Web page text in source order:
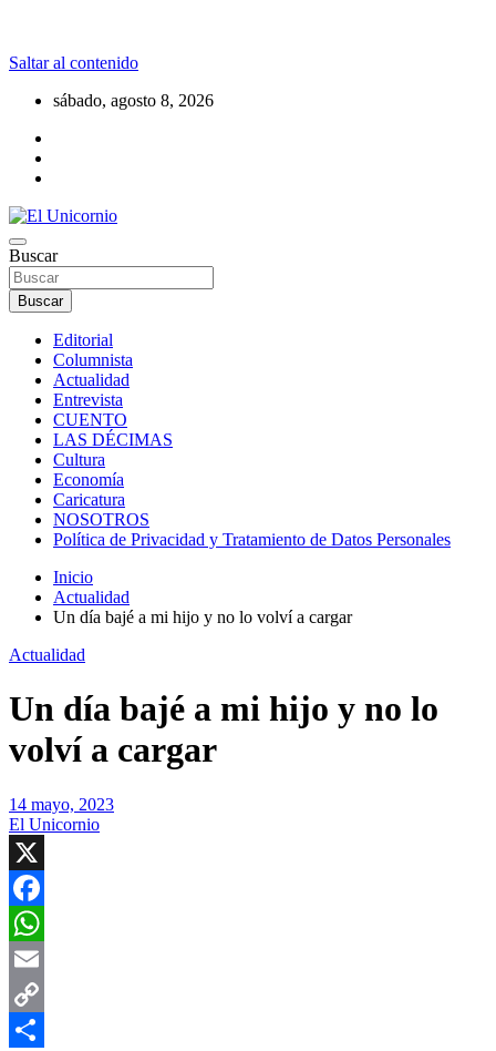
Saltar al contenido
sábado, agosto 8, 2026
El Unicornio
La realidad supera la fantasía
Buscar
Buscar
Editorial
Columnista
Actualidad
Entrevista
CUENTO
LAS DÉCIMAS
Cultura
Economía
Caricatura
NOSOTROS
Política de Privacidad y Tratamiento de Datos Personales
Inicio
Actualidad
Un día bajé a mi hijo y no lo volví a cargar
Actualidad
Un día bajé a mi hijo y no lo
volví a cargar
14 mayo, 2023
El Unicornio
X
Facebook
WhatsApp
Email
Copy